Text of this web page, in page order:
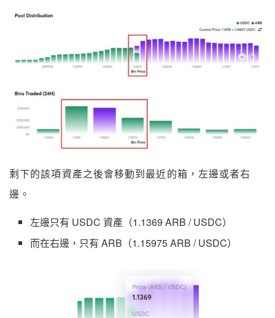
剩下的該項資產之後會移動到最近的箱，左邊或者右
邊。
左邊只有 USDC 資產（1.1369 ARB / USDC）
而在右邊，只有 ARB（1.15975 ARB / USDC）